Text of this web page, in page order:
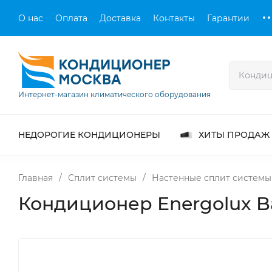
О нас Оплата Доставка Контакты Гарантии
Интернет-магазин климатического оборудования
НЕДОРОГИЕ КОНДИЦИОНЕРЫ ХИТЫ ПРОДАЖ
Главная / Сплит системы / Настенные сплит системы
Кондиционер Energolux